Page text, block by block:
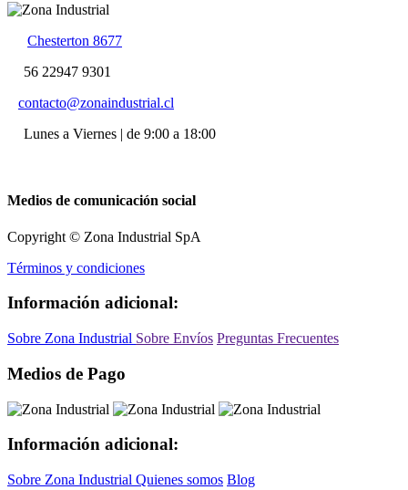
Chesterton 8677
56 22947 9301
contacto@zonaindustrial.cl
Lunes a Viernes | de 9:00 a 18:00
Medios de comunicación social
Copyright © Zona Industrial SpA
Términos y condiciones
Información adicional:
Sobre Zona Industrial Sobre Envíos Preguntas Frecuentes
Medios de Pago
Información adicional:
Sobre Zona Industrial Quienes somos Blog